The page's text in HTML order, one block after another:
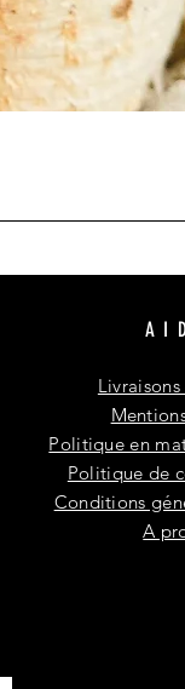
Politique en
Politique de
Conditions
A